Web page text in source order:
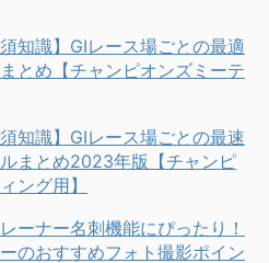
知識】GⅠレース場ごとの最適
とめ【チャンピオンズミーテ
知識】GⅠレース場ごとの最速
まとめ2023年版【チャンピ
ング用】
ーナー名刺機能にぴったり！
のおすすめフォト撮影ポイン